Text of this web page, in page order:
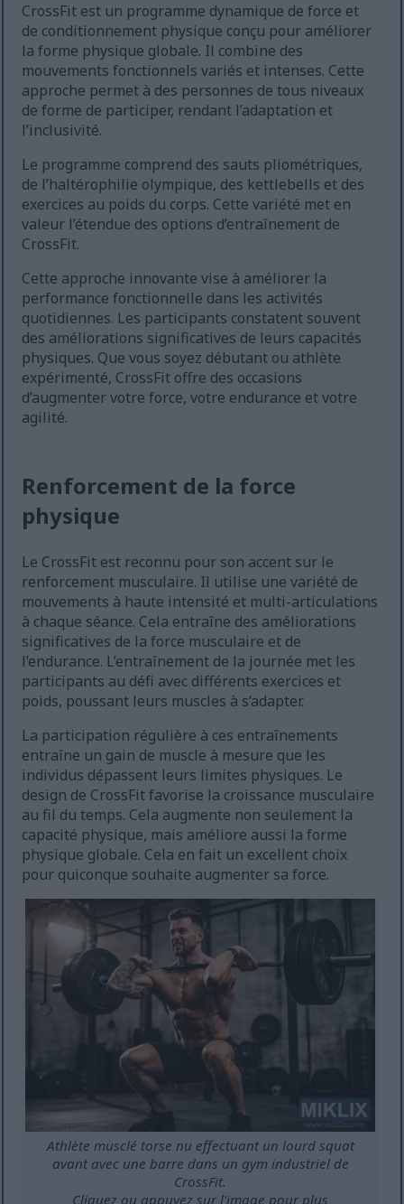
CrossFit est un programme dynamique de force et
de conditionnement physique conçu pour améliorer
la forme physique globale. Il combine des
mouvements fonctionnels variés et intenses. Cette
approche permet à des personnes de tous niveaux
de forme de participer, rendant l’adaptation et
l’inclusivité.
Le programme comprend des sauts pliométriques,
de l’haltérophilie olympique, des kettlebells et des
exercices au poids du corps. Cette variété met en
valeur l’étendue des options d’entraînement de
CrossFit.
Cette approche innovante vise à améliorer la
performance fonctionnelle dans les activités
quotidiennes. Les participants constatent souvent
des améliorations significatives de leurs capacités
physiques. Que vous soyez débutant ou athlète
expérimenté, CrossFit offre des occasions
d’augmenter votre force, votre endurance et votre
agilité.
Renforcement de la force
physique
Le CrossFit est reconnu pour son accent sur le
renforcement musculaire. Il utilise une variété de
mouvements à haute intensité et multi-articulations
à chaque séance. Cela entraîne des améliorations
significatives de la force musculaire et de
l’endurance. L’entraînement de la journée met les
participants au défi avec différents exercices et
poids, poussant leurs muscles à s’adapter.
La participation régulière à ces entraînements
entraîne un gain de muscle à mesure que les
individus dépassent leurs limites physiques. Le
design de CrossFit favorise la croissance musculaire
au fil du temps. Cela augmente non seulement la
capacité physique, mais améliore aussi la forme
physique globale. Cela en fait un excellent choix
pour quiconque souhaite augmenter sa force.
Athlète musclé torse nu effectuant un lourd squat
avant avec une barre dans un gym industriel de
CrossFit.
Cliquez ou appuyez sur l'image pour plus